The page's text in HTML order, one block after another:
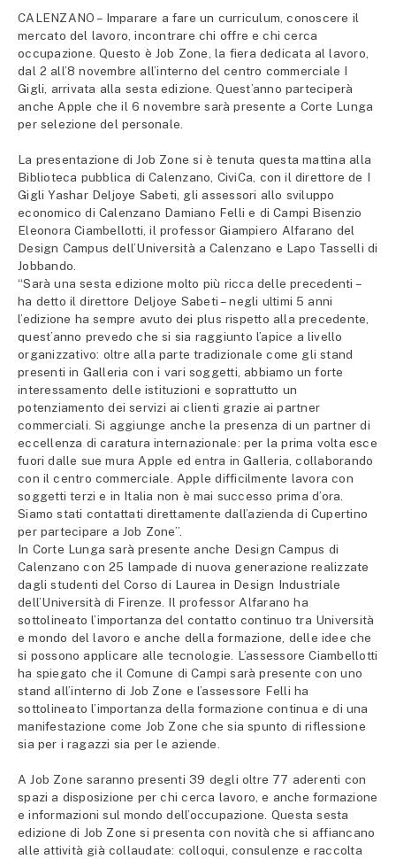
CALENZANO – Imparare a fare un curriculum, conoscere il
mercato del lavoro, incontrare chi offre e chi cerca
occupazione. Questo è Job Zone, la fiera dedicata al lavoro,
dal 2 all’8 novembre all’interno del centro commerciale I
Gigli, arrivata alla sesta edizione. Quest’anno parteciperà
anche Apple che il 6 novembre sarà presente a Corte Lunga
per selezione del personale.
La presentazione di Job Zone si è tenuta questa mattina alla
Biblioteca pubblica di Calenzano, CiviCa, con il direttore de I
Gigli Yashar Deljoye Sabeti, gli assessori allo sviluppo
economico di Calenzano Damiano Felli e di Campi Bisenzio
Eleonora Ciambellotti, il professor Giampiero Alfarano del
Design Campus dell’Università a Calenzano e Lapo Tasselli di
Jobbando.
“Sarà una sesta edizione molto più ricca delle precedenti –
ha detto il direttore Deljoye Sabeti – negli ultimi 5 anni
l’edizione ha sempre avuto dei plus rispetto alla precedente,
quest’anno prevedo che si sia raggiunto l’apice a livello
organizzativo: oltre alla parte tradizionale come gli stand
presenti in Galleria con i vari soggetti, abbiamo un forte
interessamento delle istituzioni e soprattutto un
potenziamento dei servizi ai clienti grazie ai partner
commerciali. Si aggiunge anche la presenza di un partner di
eccellenza di caratura internazionale: per la prima volta esce
fuori dalle sue mura Apple ed entra in Galleria, collaborando
con il centro commerciale. Apple difficilmente lavora con
soggetti terzi e in Italia non è mai successo prima d’ora.
Siamo stati contattati direttamente dall’azienda di Cupertino
per partecipare a Job Zone”.
In Corte Lunga sarà presente anche Design Campus di
Calenzano con 25 lampade di nuova generazione realizzate
dagli studenti del Corso di Laurea in Design Industriale
dell’Università di Firenze. Il professor Alfarano ha
sottolineato l’importanza del contatto continuo tra Università
e mondo del lavoro e anche della formazione, delle idee che
si possono applicare alle tecnologie. L’assessore Ciambellotti
ha spiegato che il Comune di Campi sarà presente con uno
stand all’interno di Job Zone e l’assessore Felli ha
sottolineato l’importanza della formazione continua e di una
manifestazione come Job Zone che sia spunto di riflessione
sia per i ragazzi sia per le aziende.
A Job Zone saranno presenti 39 degli oltre 77 aderenti con
spazi a disposizione per chi cerca lavoro, e anche formazione
e informazioni sul mondo dell’occupazione. Questa sesta
edizione di Job Zone si presenta con novità che si affiancano
alle attività già collaudate: colloqui, consulenze e raccolta